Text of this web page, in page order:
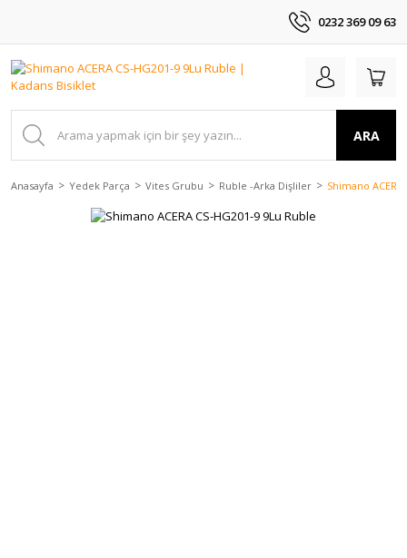
0232 369 09 63
ARA
Anasayfa Yedek Parça Vites Grubu Ruble -Arka Dişliler Shimano